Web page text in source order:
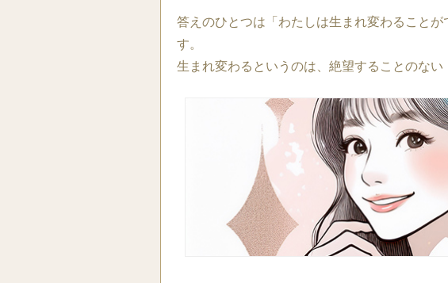
答えのひとつは「わたしは生まれ変わること
す。
生まれ変わるというのは、絶望することのない